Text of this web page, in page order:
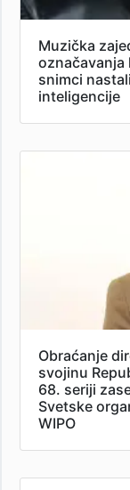
Muzička
označavanja
snimci
inteligencije
Obraćanje
svojinu
68. seriji
Svetske
WIPO